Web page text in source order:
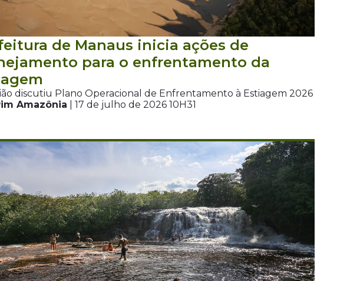
de Manaus inicia ações de
para o enfrentamento da
discutiu Plano Operacional de Enfrentamento à Estiagem 2026
Amazônia | 17 de julho de 2026 10H31